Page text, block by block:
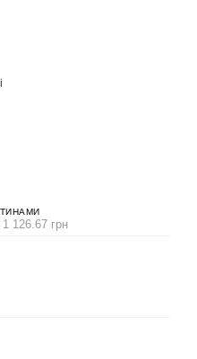
126.67 грн